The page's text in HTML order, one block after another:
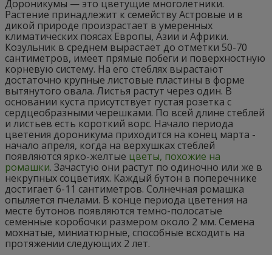
Дороникумы — это цветущие многолетники.
Растение принадлежит к семейству Астровые и в
дикой природе произрастает в умеренных
климатических поясах Европы, Азии и Африки.
Козульник в среднем вырастает до отметки 50-70
сантиметров, имеет прямые побеги и поверхностную
корневую систему. На его стеблях вырастают
достаточно крупные листовые пластины в форме
вытянутого овала. Листья растут через один. В
основании куста присутствует густая розетка с
сердцеобразными черешками. По всей длине стеблей
и листьев есть короткий ворс. Начало периода
цветения дороникума приходится на конец марта -
начало апреля, когда на верхушках стеблей
появляются ярко-желтые цветы, похожие на
ромашки. Зачастую они растут по одиночно или же в
некрупных соцветиях. Каждый бутон в поперечнике
достигает 6-11 сантиметров. Солнечная ромашка
опыляется пчелами. В конце периода цветения на
месте бутонов появляются темно-полосатые
семенные коробочки размером около 2 мм. Семена
мохнатые, миниатюрные, способные всходить на
протяжении следующих 2 лет.